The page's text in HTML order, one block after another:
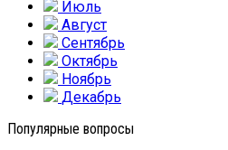
Июль
Август
Сентябрь
Октябрь
Ноябрь
Декабрь
Популярные вопросы